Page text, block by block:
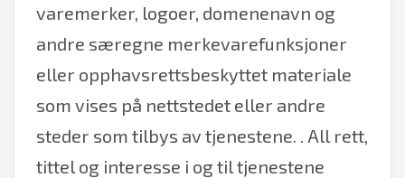
varemerker, logoer, domenenavn og
andre særegne merkevarefunksjoner
eller opphavsrettsbeskyttet materiale
som vises på nettstedet eller andre
steder som tilbys av tjenestene. . All rett,
tittel og interesse i og til tjenestene